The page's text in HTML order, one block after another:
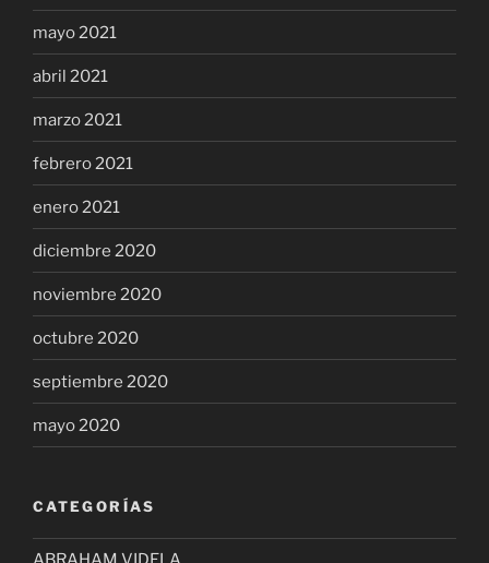
mayo 2021
abril 2021
marzo 2021
febrero 2021
enero 2021
diciembre 2020
noviembre 2020
octubre 2020
septiembre 2020
mayo 2020
CATEGORÍAS